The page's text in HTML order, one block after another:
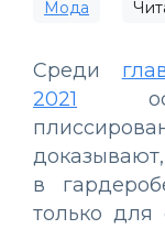
Мода
Среди
2021
в
только для